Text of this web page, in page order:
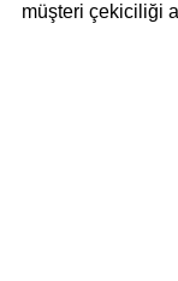
müşteri çekiciliği